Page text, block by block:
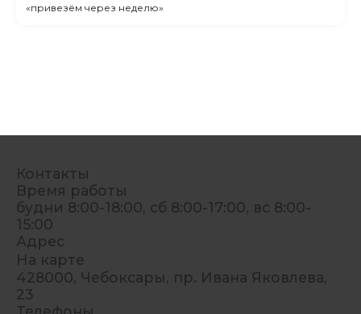
«привезём через неделю»
Контакты
Время работы
будни 8:00-18:00, сб 8:00-17:00, вс 8:00-
15:00
Адрес
На карте
428000, Чебоксары, пр. Ивана Яковлева,
23